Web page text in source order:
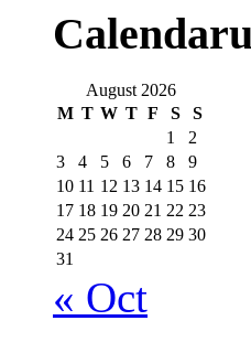
August 2026
M T W T F S
S
1
2
3
4 5 6 7 8
9
10 11 12 13 14 15 16
17 18 19 20 21 22 23
24 25 26 27 28 29 30
31
« Oct